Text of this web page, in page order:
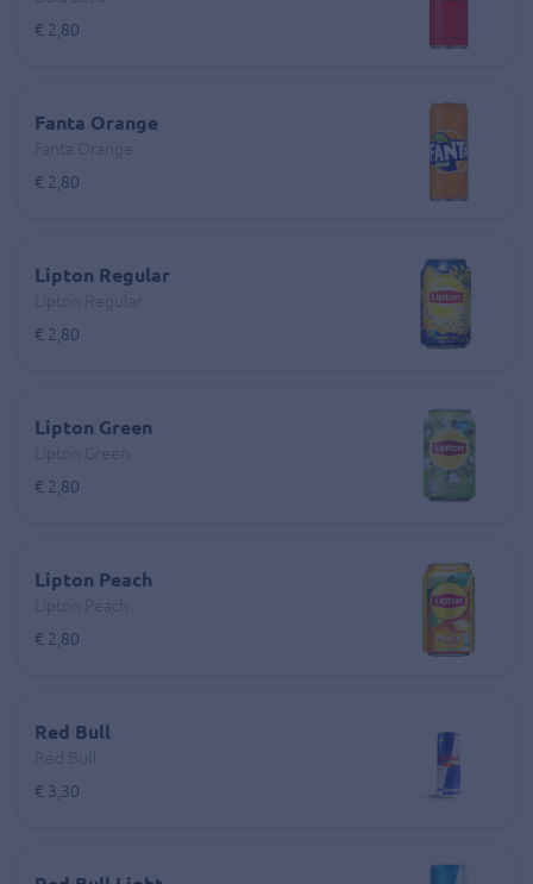
€ 2,80
Fanta Orange
€ 2,80
Lipton Regular
€ 2,80
Lipton Green
€ 2,80
Lipton Peach
€ 2,80
Red Bull
€ 3,30